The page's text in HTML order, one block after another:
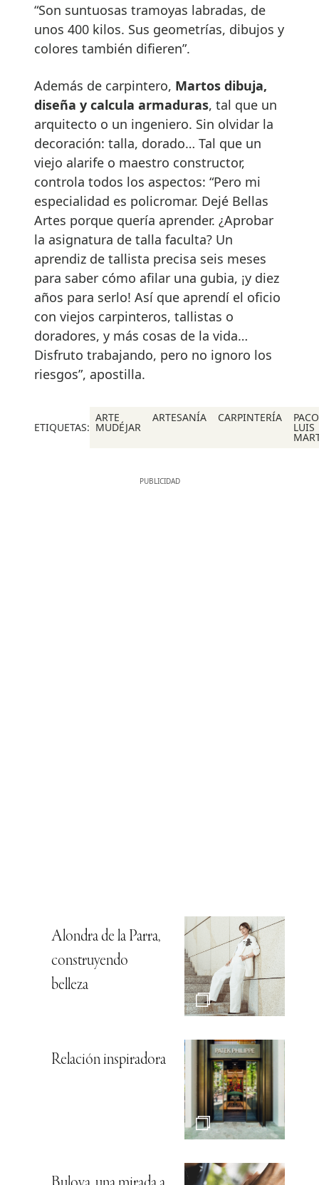
“Son suntuosas tramoyas labradas, de
unos 400 kilos. Sus geometrías, dibujos y
colores también difieren”.
Además de carpintero, Martos dibuja,
diseña y calcula armaduras, tal que un
arquitecto o un ingeniero. Sin olvidar la
decoración: talla, dorado… Tal que un
viejo alarife o maestro constructor,
controla todos los aspectos: “Pero mi
especialidad es policromar. Dejé Bellas
Artes porque quería aprender. ¿Aprobar
la asignatura de talla faculta? Un
aprendiz de tallista precisa seis meses
para saber cómo afilar una gubia, ¡y diez
años para serlo! Así que aprendí el oficio
con viejos carpinteros, tallistas o
doradores, y más cosas de la vida…
Disfruto trabajando, pero no ignoro los
riesgos”, apostilla.
ETIQUETAS:
ARTE
MUDÉJAR
ARTESANÍA CARPINTERÍA PACO
LUIS
Alondra de la Parra,
construyendo
belleza
Relación inspiradora